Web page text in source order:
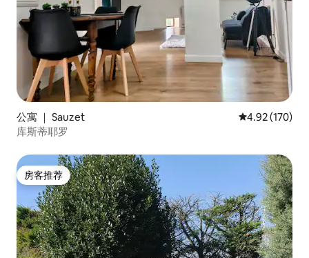
公寓 ｜ Sauzet 平均评分 4.92
4.92 (170)
库斯蒂耶罗
房客推荐
房客推荐